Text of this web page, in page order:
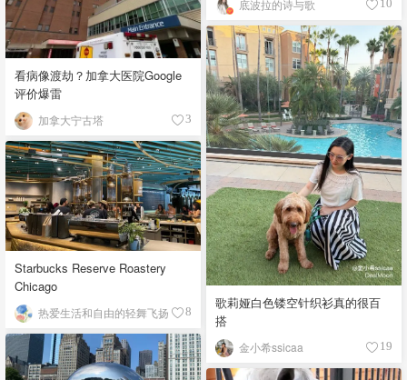
底波拉的诗与歌 10
看病像渡劫？加拿大医院Google
评价爆雷
加拿大宁古塔 3
歌莉娅白色镂空针织衫真的很百
搭
金小希ssicaa 19
Starbucks Reserve Roastery
Chicago
热爱生活和自由的轻舞飞扬 8